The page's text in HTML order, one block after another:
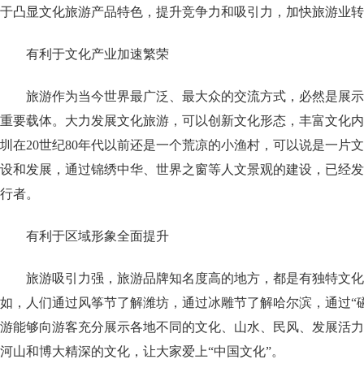
于凸显文化旅游产品特色，提升竞争力和吸引力，加快旅游业
有利于文化产业加速繁荣
旅游作为当今世界最广泛、最大众的交流方式，必然是展
重要载体。大力发展文化旅游，可以创新文化形态，丰富文化
圳在20世纪80年代以前还是一个荒凉的小渔村，可以说是一片
设和发展，通过锦绣中华、世界之窗等人文景观的建设，已经
行者。
有利于区域形象全面提升
旅游吸引力强，旅游品牌知名度高的地方，都是有独特文
如，人们通过风筝节了解潍坊，通过冰雕节了解哈尔滨，通过“
游能够向游客充分展示各地不同的文化、山水、民风、发展活
河山和博大精深的文化，让大家爱上“中国文化”。